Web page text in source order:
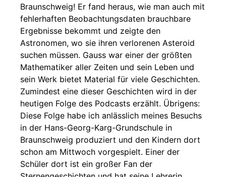
Braunschweig! Er fand heraus, wie man auch mit
fehlerhaften Beobachtungsdaten brauchbare
Ergebnisse bekommt und zeigte den
Astronomen, wo sie ihren verlorenen Asteroid
suchen müssen. Gauss war einer der größten
Mathematiker aller Zeiten und sein Leben und
sein Werk bietet Material für viele Geschichten.
Zumindest eine dieser Geschichten wird in der
heutigen Folge des Podcasts erzählt. Übrigens:
Diese Folge habe ich anlässlich meines Besuchs
in der Hans-Georg-Karg-Grundschule in
Braunschweig produziert und den Kindern dort
schon am Mittwoch vorgespielt. Einer der
Schüler dort ist ein großer Fan der